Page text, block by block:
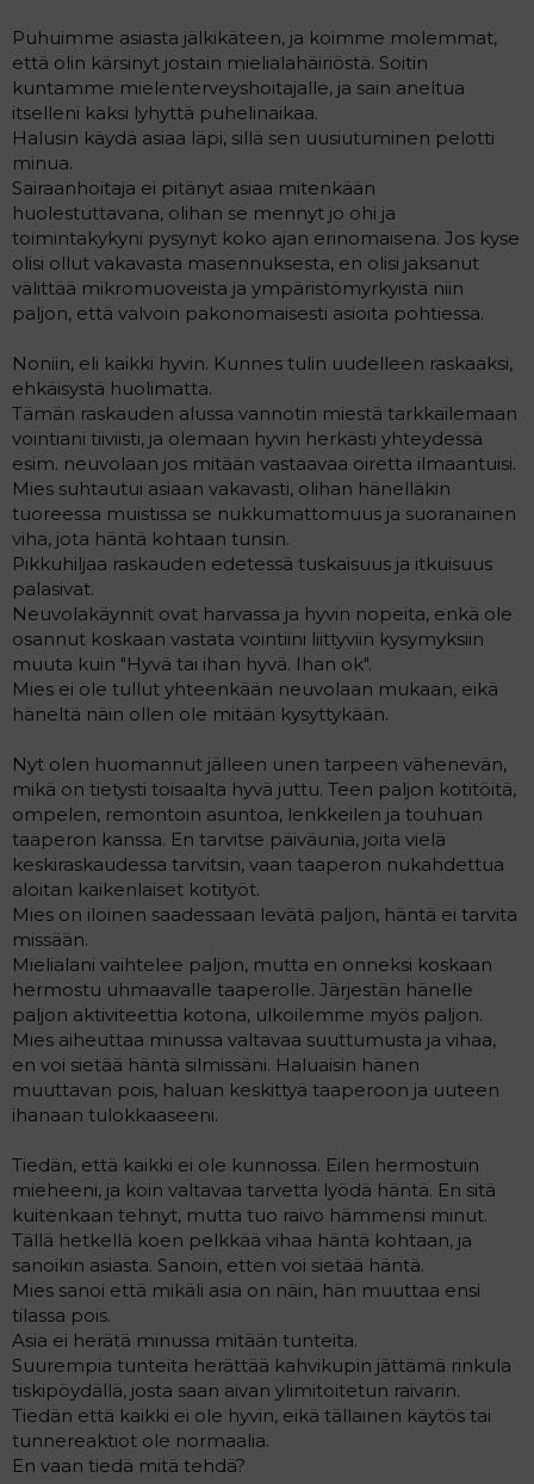
Puhuimme asiasta jälkikäteen, ja koimme molemmat,
että olin kärsinyt jostain mielialahäiriöstä. Soitin
kuntamme mielenterveyshoitajalle, ja sain aneltua
itselleni kaksi lyhyttä puhelinaikaa.
Halusin käydä asiaa läpi, sillä sen uusiutuminen pelotti
minua.
Sairaanhoitaja ei pitänyt asiaa mitenkään
huolestuttavana, olihan se mennyt jo ohi ja
toimintakykyni pysynyt koko ajan erinomaisena. Jos kyse
olisi ollut vakavasta masennuksesta, en olisi jaksanut
välittää mikromuoveista ja ympäristömyrkyistä niin
paljon, että valvoin pakonomaisesti asioita pohtiessa.
Noniin, eli kaikki hyvin. Kunnes tulin uudelleen raskaaksi,
ehkäisystä huolimatta.
Tämän raskauden alussa vannotin miestä tarkkailemaan
vointiani tiiviisti, ja olemaan hyvin herkästi yhteydessä
esim. neuvolaan jos mitään vastaavaa oiretta ilmaantuisi.
Mies suhtautui asiaan vakavasti, olihan hänelläkin
tuoreessa muistissa se nukkumattomuus ja suoranainen
viha, jota häntä kohtaan tunsin.
Pikkuhiljaa raskauden edetessä tuskaisuus ja itkuisuus
palasivat.
Neuvolakäynnit ovat harvassa ja hyvin nopeita, enkä ole
osannut koskaan vastata vointiini liittyviin kysymyksiin
muuta kuin "Hyvä tai ihan hyvä. Ihan ok".
Mies ei ole tullut yhteenkään neuvolaan mukaan, eikä
häneltä näin ollen ole mitään kysyttykään.
Nyt olen huomannut jälleen unen tarpeen vähenevän,
mikä on tietysti toisaalta hyvä juttu. Teen paljon kotitöitä,
ompelen, remontoin asuntoa, lenkkeilen ja touhuan
taaperon kanssa. En tarvitse päiväunia, joita vielä
keskiraskaudessa tarvitsin, vaan taaperon nukahdettua
aloitan kaikenlaiset kotityöt.
Mies on iloinen saadessaan levätä paljon, häntä ei tarvita
missään.
Mielialani vaihtelee paljon, mutta en onneksi koskaan
hermostu uhmaavalle taaperolle. Järjestän hänelle
paljon aktiviteettia kotona, ulkoilemme myös paljon.
Mies aiheuttaa minussa valtavaa suuttumusta ja vihaa,
en voi sietää häntä silmissäni. Haluaisin hänen
muuttavan pois, haluan keskittyä taaperoon ja uuteen
ihanaan tulokkaaseeni.
Tiedän, että kaikki ei ole kunnossa. Eilen hermostuin
mieheeni, ja koin valtavaa tarvetta lyödä häntä. En sitä
kuitenkaan tehnyt, mutta tuo raivo hämmensi minut.
Tällä hetkellä koen pelkkää vihaa häntä kohtaan, ja
sanoikin asiasta. Sanoin, etten voi sietää häntä.
Mies sanoi että mikäli asia on näin, hän muuttaa ensi
tilassa pois.
Asia ei herätä minussa mitään tunteita.
Suurempia tunteita herättää kahvikupin jättämä rinkula
tiskipöydällä, josta saan aivan ylimitoitetun raivarin.
Tiedän että kaikki ei ole hyvin, eikä tällainen käytös tai
tunnereaktiot ole normaalia.
En vaan tiedä mitä tehdä?